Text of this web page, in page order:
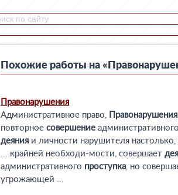
Похожие работы на
Правонарушения
Административное право,
Правонарушения
повторное совершение административного
деяния и личности нарушителя
... крайней необходи-мости, совершает
административного проступка, но
угрожающей ...